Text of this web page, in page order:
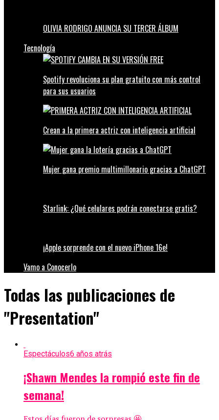
OLIVIA RODRIGO ANUNCIA SU TERCER ÁLBUM
Tecnología
Spotify revoluciona su plan gratuito con más control
para sus usuarios
Crean a la primera actriz con inteligencia artificial
Mujer gana premio multimillonario gracias a ChatGPT
Starlink: ¿Qué celulares podrán conectarse gratis?
¡Apple sorprende con el nuevo iPhone 16e!
Vamo a Conocerlo
Todas las publicaciones de
"Presentation"
Espectáculos6 años atrás
¡Shawn Mendes la rompió este fin de
semana!